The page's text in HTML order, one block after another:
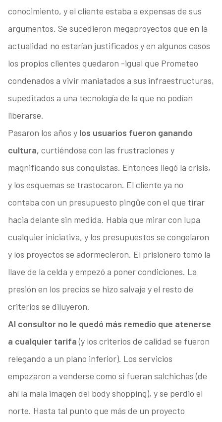
conocimiento, y el cliente estaba a expensas de sus
argumentos. Se sucedieron megaproyectos que en la
actualidad no estarían justificados y en algunos casos
los propios clientes quedaron -igual que Prometeo
condenados a vivir maniatados a sus infraestructuras,
supeditados a una tecnología de la que no podían
liberarse.
Pasaron los años y los usuarios fueron ganando
cultura, curtiéndose con las frustraciones y
magnificando sus conquistas. Entonces llegó la crisis,
y los esquemas se trastocaron. El cliente ya no
contaba con un presupuesto pingüe con el que tirar
hacia delante sin medida. Había que mirar con lupa
cualquier iniciativa, y los presupuestos se congelaron
y los proyectos se adormecieron. El prisionero tomó la
llave de la celda y empezó a poner condiciones. La
presión en los precios se hizo salvaje y el resto de
criterios se diluyeron.
Al consultor no le quedó más remedio que atenerse
a cualquier tarifa(y los criterios de calidad se fueron
relegando a un plano inferior). Los servicios
empezaron a venderse como si fueran salchichas (de
ahí la mala imagen del body shopping), y se perdió el
norte. Hasta tal punto que más de un proyecto